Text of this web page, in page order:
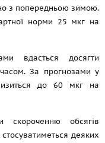
з попередньою зимою.
норми 25 мкг на
вдасться досягти
За прогнозами у
до 60 мкг на
скороченню обсягів
деяких